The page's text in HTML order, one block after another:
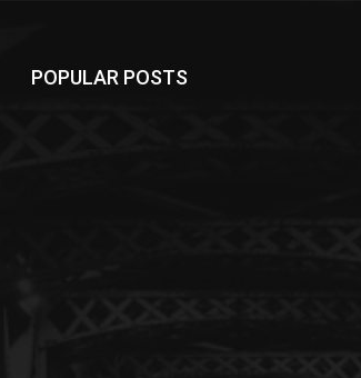
POPULAR POSTS